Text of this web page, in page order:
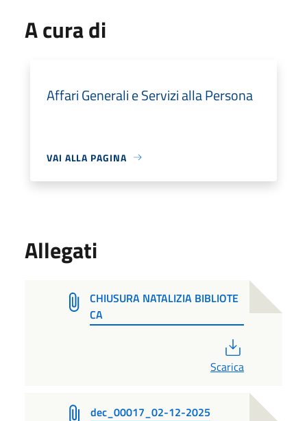
A cura di
Affari Generali e Servizi alla Persona
VAI ALLA PAGINA
Allegati
CHIUSURA NATALIZIA BIBLIOTE
CA
Scarica
dec_00017_02-12-2025